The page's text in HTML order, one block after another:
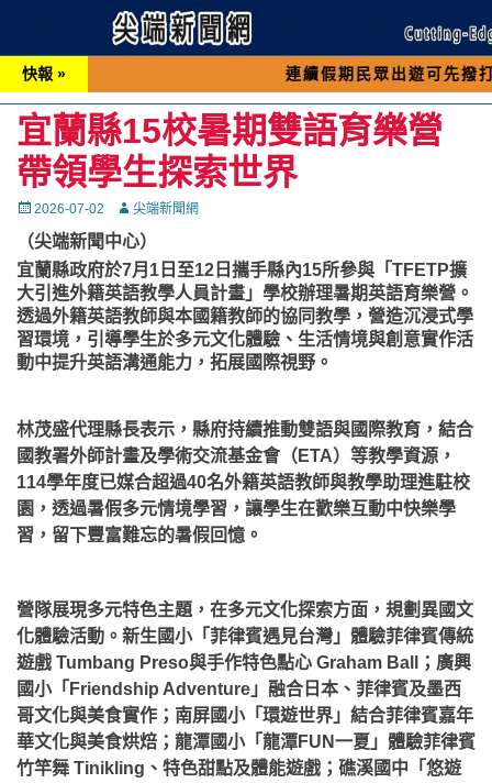
快報 » 連續假期民眾出遊可先撥打交通 「
宜蘭縣15校暑期雙語育樂營
帶領學生探索世界
Posted
2026-07-02 Autor尖端新聞網
（尖端新聞中心）
宜蘭縣政府於7月1日至12日攜手縣內15所參與「TFETP擴
大引進外籍英語教學人員計畫」學校辦理暑期英語育樂營。
透過外籍英語教師與本國籍教師的協同教學，營造沉浸式學
習環境，引導學生於多元文化體驗、生活情境與創意實作活
動中提升英語溝通能力，拓展國際視野。
林茂盛代理縣長表示，縣府持續推動雙語與國際教育，結合
國教署外師計畫及學術交流基金會（ETA）等教學資源，
114學年度已媒合超過40名外籍英語教師與教學助理進駐校
園，透過暑假多元情境學習，讓學生在歡樂互動中快樂學
習，留下豐富難忘的暑假回憶。
營隊展現多元特色主題，在多元文化探索方面，規劃異國文
化體驗活動。新生國小「菲律賓遇見台灣」體驗菲律賓傳統
遊戲 Tumbang Preso與手作特色點心 Graham Ball；廣興
國小「Friendship Adventure」融合日本、菲律賓及墨西
哥文化與美食實作；南屏國小「環遊世界」結合菲律賓嘉年
華文化與美食烘焙；龍潭國小「龍潭FUN一夏」體驗菲律賓
竹竿舞 Tinikling、特色甜點及體能遊戲；礁溪國中「悠遊